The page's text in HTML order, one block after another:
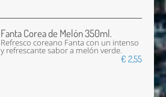
Fanta Corea de Melón 350ml.
Refresco coreano Fanta con un intenso
y refrescante sabor a melón verde.
€ 2,55